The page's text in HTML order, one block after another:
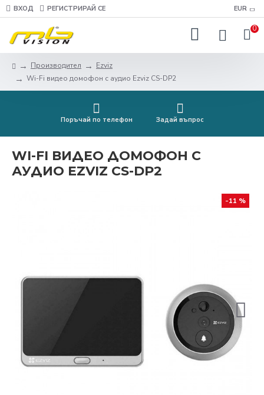
ВХОД РЕГИСТРИРАЙ СЕ EUR
0
Производител
Ezviz
Wi-Fi видео домофон с аудио Ezviz CS-DP2
Поръчай по телефон Задай въпрос
WI-FI ВИДЕО ДОМОФОН С
АУДИО EZVIZ CS-DP2
-11 %